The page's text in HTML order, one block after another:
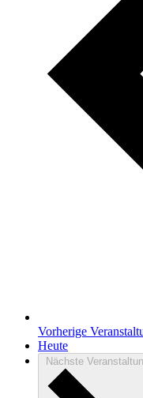
Vorherige
Heute
Nächste